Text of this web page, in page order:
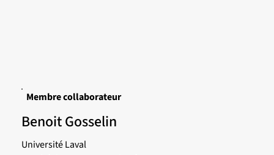
Membre collaborateur
Benoit Gosselin
Université Laval